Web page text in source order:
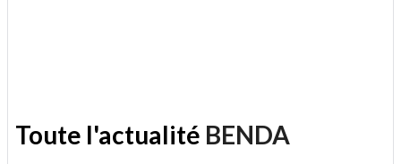
Toute l'actualité BENDA